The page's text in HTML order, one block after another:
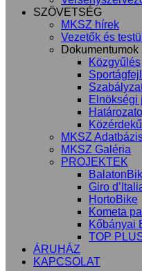
SZÖVETSÉG
MKSZ hírek
Vezetők és
Dokumentumok
Közgyűlés
Elnökségi
MKSZ
MKSZ Galéria
PROJEKTEK
Giro
HortoBike
Kometa
Kőbányai
TOP
ÁRUHÁZ
KAPCSOLAT